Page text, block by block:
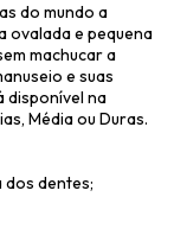
do mundo a
ovalada e pequena
machucar a
e suas
disponível na
Média ou Duras.
dos dentes;